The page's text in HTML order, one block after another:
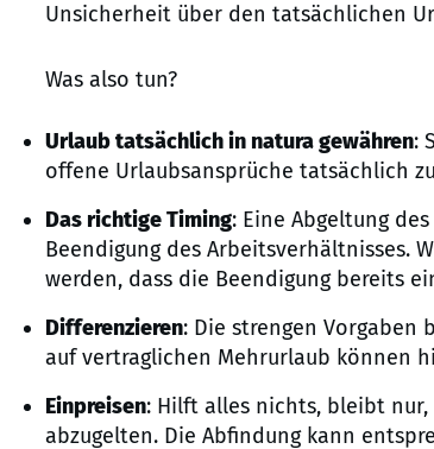
Unsicherheit über den tatsächlichen
Was also tun?
Urlaub tatsächlich in natura gewähren:
offene Urlaubsansprüche tatsächlich
Das richtige Timing: Eine Abgeltung
Beendigung des Arbeitsverhältnisses.
werden, dass die Beendigung bereits
Differenzieren: Die strengen Vorgaben
auf vertraglichen Mehrurlaub können
Einpreisen: Hilft alles nichts, bleibt
abzugelten. Die Abfindung kann